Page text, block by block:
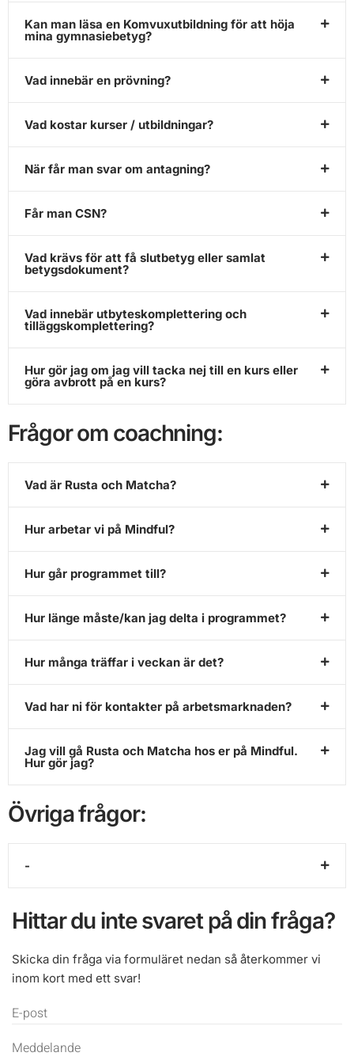
Kan man läsa en Komvuxutbildning för att höja
mina gymnasiebetyg?
Vad innebär en prövning?
Vad kostar kurser / utbildningar?
När får man svar om antagning?
Får man CSN?
Vad krävs för att få slutbetyg eller samlat
betygsdokument?
Vad innebär utbyteskomplettering och
tilläggskomplettering?
Hur gör jag om jag vill tacka nej till en kurs eller
göra avbrott på en kurs?
Frågor om coachning:
Vad är Rusta och Matcha?
Hur arbetar vi på Mindful?
Hur går programmet till?
Hur länge måste/kan jag delta i programmet?
Hur många träffar i veckan är det?
Vad har ni för kontakter på arbetsmarknaden?
Jag vill gå Rusta och Matcha hos er på Mindful.
Hur gör jag?
Övriga frågor:
-
Hittar du inte svaret på din fråga?
Skicka din fråga via formuläret nedan så återkommer vi
inom kort med ett svar!